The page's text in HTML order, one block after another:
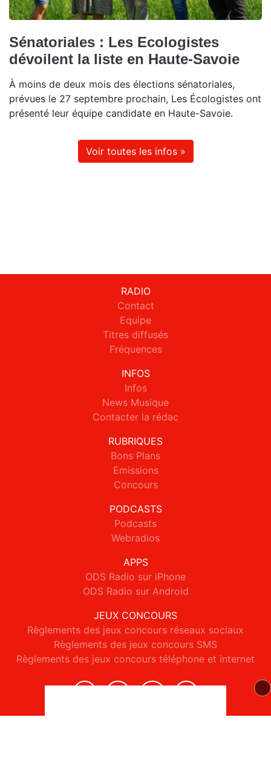
Sénatoriales : Les Ecologistes
dévoilent la liste en Haute-Savoie
À moins de deux mois des élections sénatoriales,
prévues le 27 septembre prochain, Les Écologistes ont
présenté leur équipe candidate en Haute-Savoie.
Voir toutes les infos »
RADIO
Contact
Equipe
Titres diffusés
Fréquences
INFOS
Infos
News Musique
Contacter la rédac
RUBRIQUES
Bons Plans
Emissions
Concours
PODCASTS
Podcasts
Webradios
APPS
ODS Radio sur iPhone
ODS Radio sur Android
JEUX CONCOURS
Règlements des jeux concours réseaux sociaux
Règlements des jeux concours SMS
Règlements des jeux concours téléphone et internet